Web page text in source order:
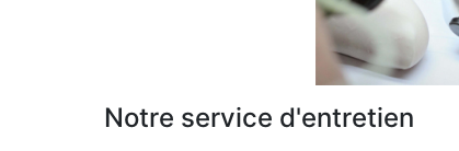
Notre service d'entretien